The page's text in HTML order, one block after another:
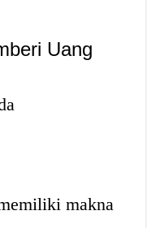
Uang
makna